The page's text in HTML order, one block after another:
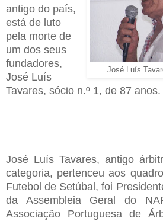
José Luís
antigo do país,
está de luto
pela morte de
um dos seus
fundadores,
José Luís
Tavares, sócio n.º 1, de 87 anos.
José Luís Tavares, antigo
categoria, pertenceu aos
Futebol de Setúbal, foi
da AssembleiaGeral do
Associação Portuguesa de